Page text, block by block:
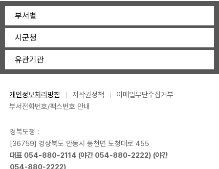
부서별
시군청
유관기관
개인정보처리방침 저작권정책
이메일무단수집거부
부서전화번호/팩스번호 안내
경북도청 :
[36759] 경상북도 안동시 풍천면 도청대로 455
대표 054-880-2114 (야간 054-880-2222) (야간
054-880-2222)